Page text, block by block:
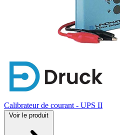
Calibrateur de courant - UPS II
Voir le produit